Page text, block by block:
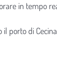
in tempo
il porto di